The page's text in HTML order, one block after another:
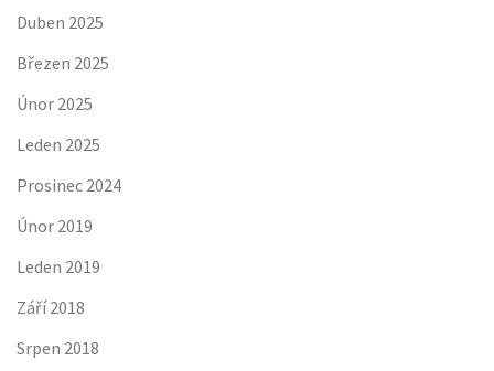
Duben 2025
Březen 2025
Únor 2025
Leden 2025
Prosinec 2024
Únor 2019
Leden 2019
Září 2018
Srpen 2018